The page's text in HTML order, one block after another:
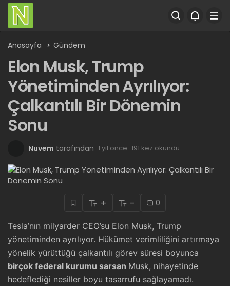
Anasayfa Gündem
Elon Musk, Trump
Yönetiminden Ayrılıyor:
Çalkantılı Bir Dönemin
Sonu
Nuvem tarafından 1 yıl önce 191 kez okundu
+ - 0
Tesla’nın milyarder CEO’su Elon Musk, Trump
yönetiminden ayrılıyor. Hükümet verimliliğini artırmaya
yönelik yürüttüğü çalkantılı görev süresi boyunca
birçok federal kurumu sarsan Musk, nihayetinde
hedeflediği nesiller boyu tasarrufu sağlayamadı.